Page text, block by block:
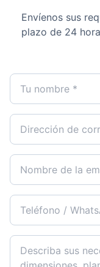
Envíenos sus
plazo de 24